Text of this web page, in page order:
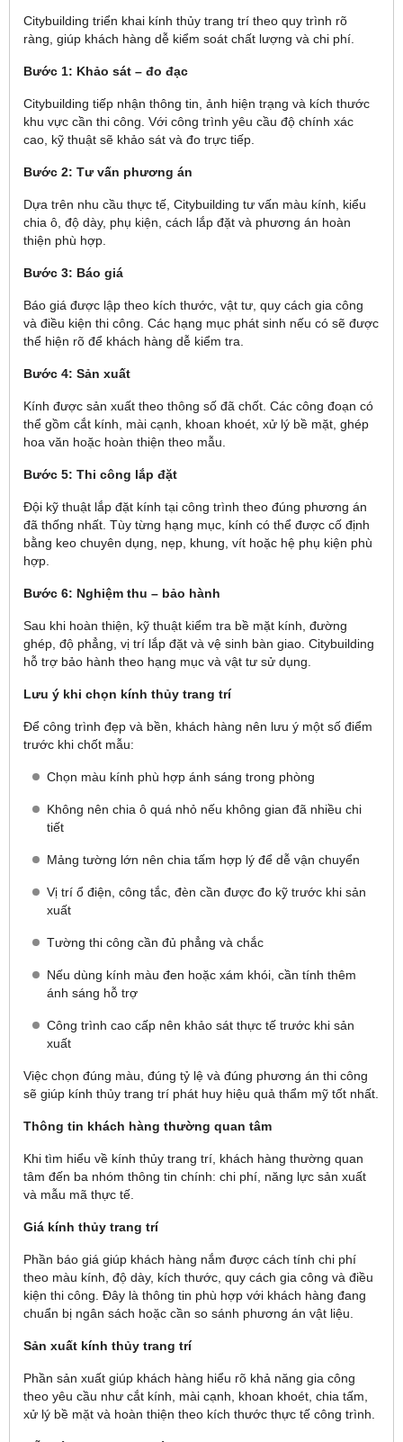
Citybuilding triển khai kính thủy trang trí theo quy trình rõ
ràng, giúp khách hàng dễ kiểm soát chất lượng và chi phí.
Bước 1: Khảo sát – đo đạc
Citybuilding tiếp nhận thông tin, ảnh hiện trạng và kích thước
khu vực cần thi công. Với công trình yêu cầu độ chính xác
cao, kỹ thuật sẽ khảo sát và đo trực tiếp.
Bước 2: Tư vấn phương án
Dựa trên nhu cầu thực tế, Citybuilding tư vấn màu kính, kiểu
chia ô, độ dày, phụ kiện, cách lắp đặt và phương án hoàn
thiện phù hợp.
Bước 3: Báo giá
Báo giá được lập theo kích thước, vật tư, quy cách gia công
và điều kiện thi công. Các hạng mục phát sinh nếu có sẽ được
thể hiện rõ để khách hàng dễ kiểm tra.
Bước 4: Sản xuất
Kính được sản xuất theo thông số đã chốt. Các công đoạn có
thể gồm cắt kính, mài cạnh, khoan khoét, xử lý bề mặt, ghép
hoa văn hoặc hoàn thiện theo mẫu.
Bước 5: Thi công lắp đặt
Đội kỹ thuật lắp đặt kính tại công trình theo đúng phương án
đã thống nhất. Tùy từng hạng mục, kính có thể được cố định
bằng keo chuyên dụng, nẹp, khung, vít hoặc hệ phụ kiện phù
hợp.
Bước 6: Nghiệm thu – bảo hành
Sau khi hoàn thiện, kỹ thuật kiểm tra bề mặt kính, đường
ghép, độ phẳng, vị trí lắp đặt và vệ sinh bàn giao. Citybuilding
hỗ trợ bảo hành theo hạng mục và vật tư sử dụng.
Lưu ý khi chọn kính thủy trang trí
Để công trình đẹp và bền, khách hàng nên lưu ý một số điểm
trước khi chốt mẫu:
Chọn màu kính phù hợp ánh sáng trong phòng
Không nên chia ô quá nhỏ nếu không gian đã nhiều chi
tiết
Mảng tường lớn nên chia tấm hợp lý để dễ vận chuyển
Vị trí ổ điện, công tắc, đèn cần được đo kỹ trước khi sản
xuất
Tường thi công cần đủ phẳng và chắc
Nếu dùng kính màu đen hoặc xám khói, cần tính thêm
ánh sáng hỗ trợ
Công trình cao cấp nên khảo sát thực tế trước khi sản
xuất
Việc chọn đúng màu, đúng tỷ lệ và đúng phương án thi công
sẽ giúp kính thủy trang trí phát huy hiệu quả thẩm mỹ tốt nhất.
Thông tin khách hàng thường quan tâm
Khi tìm hiểu về kính thủy trang trí, khách hàng thường quan
tâm đến ba nhóm thông tin chính: chi phí, năng lực sản xuất
và mẫu mã thực tế.
Giá kính thủy trang trí
Phần báo giá giúp khách hàng nắm được cách tính chi phí
theo màu kính, độ dày, kích thước, quy cách gia công và điều
kiện thi công. Đây là thông tin phù hợp với khách hàng đang
chuẩn bị ngân sách hoặc cần so sánh phương án vật liệu.
Sản xuất kính thủy trang trí
Phần sản xuất giúp khách hàng hiểu rõ khả năng gia công
theo yêu cầu như cắt kính, mài cạnh, khoan khoét, chia tấm,
xử lý bề mặt và hoàn thiện theo kích thước thực tế công trình.